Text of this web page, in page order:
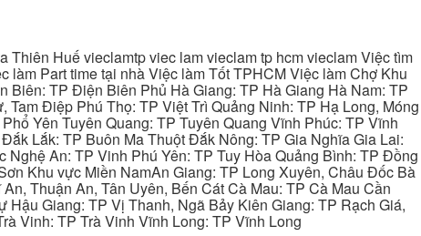
Thiên Huế vieclamtp viec lam vieclam tp hcm vieclam Việc tìm
Part time tại nhà Việc làm Tốt TPHCM Việc làm Chợ Khu
TP Điện Biên Phủ Hà Giang: TP Hà Giang Hà Nam: TP
Điệp Phú Thọ: TP Việt Trì Quảng Ninh: TP Hạ Long, Móng
Yên Tuyên Quang: TP Tuyên Quang Vĩnh Phúc: TP Vĩnh
Lắk: TP Buôn Ma Thuột Đắk Nông: TP Gia Nghĩa Gia Lai:
An: TP Vinh Phú Yên: TP Tuy Hòa Quảng Bình: TP Đồng
Khu vực Miền NamAn Giang: TP Long Xuyên, Châu Đốc Bà
Thuận An, Tân Uyên, Bến Cát Cà Mau: TP Cà Mau Cần
Giang: TP Vị Thanh, Ngã Bảy Kiên Giang: TP Rạch Giá,
Vinh: TP Trà Vinh Vĩnh Long: TP Vĩnh Long